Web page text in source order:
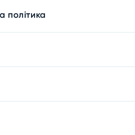
політика